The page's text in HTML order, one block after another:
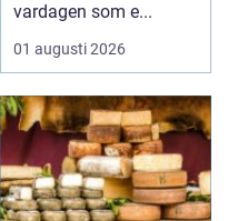
vardagen som e...
01 augusti 2026